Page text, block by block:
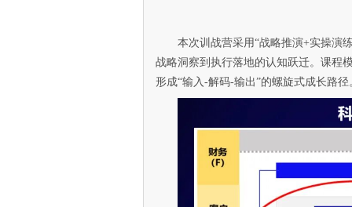
本次训战营采用“战略推演+实操演
战略洞察到执行落地的认知跃迁。课程
形成“输入-解码-输出”的螺旋式成长路径